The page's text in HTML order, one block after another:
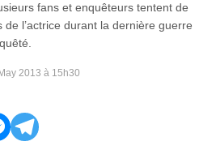
fans et enquêteurs tentent de
l’actrice durant la dernière guerre
2013 à 15h30